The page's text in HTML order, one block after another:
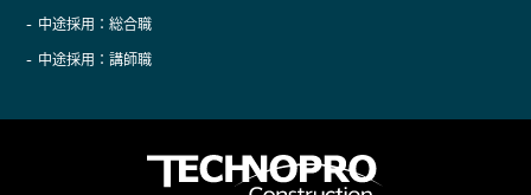
中途採用：総合職
中途採用：講師職